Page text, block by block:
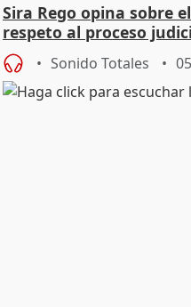
Sira Rego opina sobre
respeto al proceso
Sonido Totales